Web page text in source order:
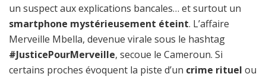
un suspect aux explications bancales… et surtout un
smartphone mystérieusement éteint. L’affaire
Merveille Mbella, devenue virale sous le hashtag
#JusticePourMerveille, secoue le Cameroun. Si
certains proches évoquent la piste d’un crime rituel ou